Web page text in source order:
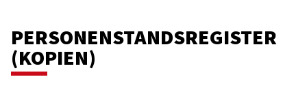
PERSONENSTANDSREGISTER
(KOPIEN)